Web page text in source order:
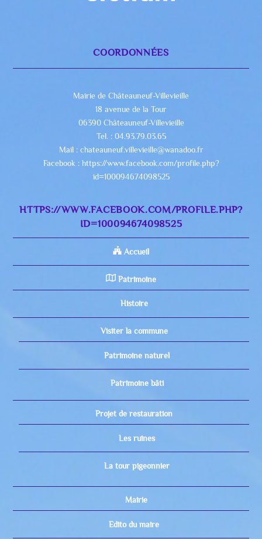
COORDONNÉES
Mairie de Châteauneuf-Villevieille
18 avenue de la Tour
06390 Châteauneuf-Villevieille
Tel. : 04.93.79.03.65
Mail : chateauneuf.villevieille@wanadoo.fr
Facebook : https://www.facebook.com/profile.php?
id=100094674098525
HTTPS://WWW.FACEBOOK.COM/PROFILE.PHP?
ID=100094674098525
Accueil
Patrimoine
Histoire
Visiter la commune
Patrimoine naturel
Patrimoine bâti
Projet de restauration
Les ruines
La tour pigeonnier
Mairie
Edito du maire